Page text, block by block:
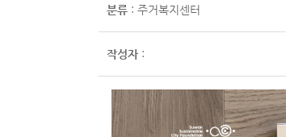
분류 : 주거복지센터
작성자 :